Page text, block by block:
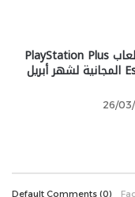
قائمة ألعاب PlayStation Plus
Essential المجانية لشهر أبريل
26/
Default Comments (0)